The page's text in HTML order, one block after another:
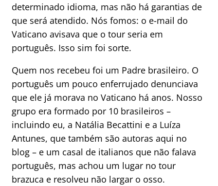
determinado idioma, mas não há garantias de
que será atendido. Nós fomos: o e-mail do
Vaticano avisava que o tour seria em
português. Isso sim foi sorte.
Quem nos recebeu foi um Padre brasileiro. O
português um pouco enferrujado denunciava
que ele já morava no Vaticano há anos. Nosso
grupo era formado por 10 brasileiros –
incluindo eu, a Natália Becattini e a Luíza
Antunes, que também são autoras aqui no
blog – e um casal de italianos que não falava
português, mas achou um lugar no tour
brazuca e resolveu não largar o osso.